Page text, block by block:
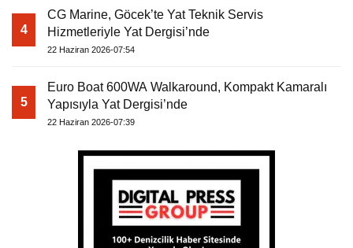
4
CG Marine, Göcek’te Yat Teknik Servis
Hizmetleriyle Yat Dergisi’nde
22 Haziran 2026-07:54
5
Euro Boat 600WA Walkaround, Kompakt Kamaralı
Yapısıyla Yat Dergisi’nde
22 Haziran 2026-07:39